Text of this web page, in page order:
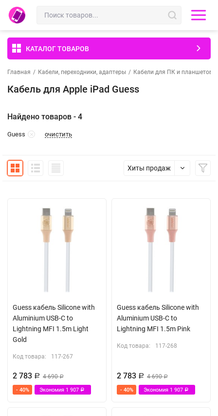
КАТАЛОГ ТОВАРОВ
Главная / Кабели, переходники, адаптеры / Кабели для ПК и планшетов
Кабель для Apple iPad Guess
Найдено товаров - 4
Guess очистить
Хиты продаж
Guess кабель Silicone with
Aluminium USB-C to
Lightning MFI 1.5m Light
Gold
Код товара: 117-267
2 783 Р 4 690Р
- 40% Экономия 1 907 Р
Guess кабель Silicone with
Aluminium USB-C to
Lightning MFI 1.5m Pink
Код товара: 117-268
2 783 Р 4 690Р
- 40% Экономия 1 907 Р